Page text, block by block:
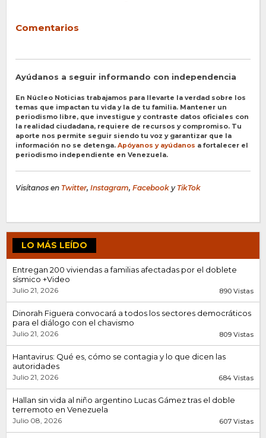
Comentarios
Ayúdanos a seguir informando con independencia
En Núcleo Noticias trabajamos para llevarte la verdad sobre los
temas que impactan tu vida y la de tu familia. Mantener un
periodismo libre, que investigue y contraste datos oficiales con
la realidad ciudadana, requiere de recursos y compromiso. Tu
aporte nos permite seguir siendo tu voz y garantizar que la
información no se detenga. Apóyanos y ayúdanos a fortalecer el
periodismo independiente en Venezuela.
Visítanos en Twitter, Instagram, Facebook y TikTok
LO MÁS LEÍDO
Entregan 200 viviendas a familias afectadas por el doblete
sísmico +Video
Julio 21, 2026 890 Vistas
Dinorah Figuera convocará a todos los sectores democráticos
para el diálogo con el chavismo
Julio 21, 2026 809 Vistas
Hantavirus: Qué es, cómo se contagia y lo que dicen las
autoridades
Julio 21, 2026 684 Vistas
Hallan sin vida al niño argentino Lucas Gámez tras el doble
terremoto en Venezuela
Julio 08, 2026 607 Vistas